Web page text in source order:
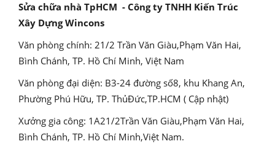
Sửa chữa nhà TpHCM - Công ty TNHH Kiến Trúc
Xây Dựng Wincons
Văn phòng chính: 21/2 Trần Văn Giàu,Phạm Văn Hai,
Bình Chánh, TP. Hồ Chí Minh, Việt Nam
Văn phòng đại diện: B3-24 đường số8, khu Khang An,
Phường Phú Hữu, TP. ThủĐức,TP.HCM ( Cập nhật)
Xưởng gia công: 1A21/2Trần Văn Giàu,Phạm Văn Hai,
Bình Chánh, TP. Hồ Chí Minh,Việt Nam.